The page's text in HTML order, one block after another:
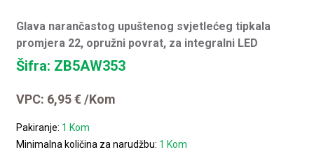
Glava narančastog upuštenog svjetlećeg tipkala
promjera 22, opružni povrat, za integralni LED
Šifra: ZB5AW353
VPC: 6,95€ /Kom
Pakiranje: 1 Kom
Minimalna količina za narudžbu: 1 Kom